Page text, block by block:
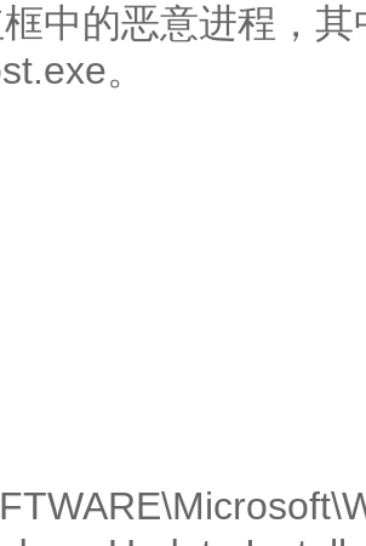
中的恶意进程，
。